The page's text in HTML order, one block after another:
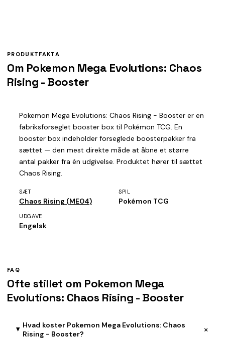
PRODUKTFAKTA
Om Pokemon Mega Evolutions: Chaos
Rising - Booster
Pokemon Mega Evolutions: Chaos Rising - Booster er en
fabriksforseglet booster box til Pokémon TCG. En
booster box indeholder forseglede boosterpakker fra
sættet — den mest direkte måde at åbne et større
antal pakker fra én udgivelse. Produktet hører til sættet
Chaos Rising.
SÆT
Chaos Rising (ME04)
SPIL
Pokémon TCG
UDGAVE
Engelsk
FAQ
Ofte stillet om Pokemon Mega
Evolutions: Chaos Rising - Booster
Hvad koster Pokemon Mega Evolutions: Chaos
Rising - Booster?
+